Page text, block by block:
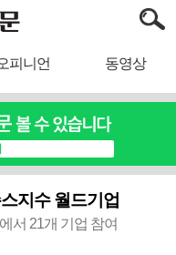
피니언 동영상
지수 월드기업
서 21개 기업 참여